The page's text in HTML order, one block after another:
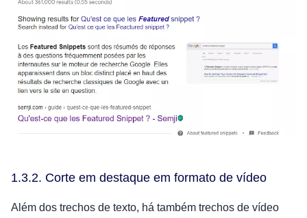
1.3.2. Corte em destaque em formato de vídeo
Além dos trechos de texto, há também trechos de vídeo